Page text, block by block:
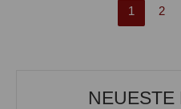
1 2
NEUESTE